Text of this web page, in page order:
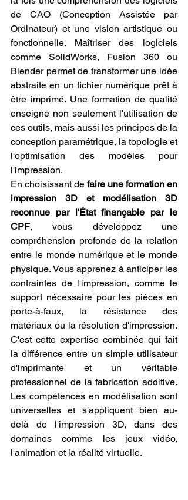
de CAO (Conception Assistée par
Ordinateur) et une vision artistique ou
fonctionnelle. Maîtriser des logiciels
comme SolidWorks, Fusion 360 ou
Blender permet de transformer une idée
abstraite en un fichier numérique prêt à
être imprimé. Une formation de qualité
enseigne non seulement l'utilisation de
ces outils, mais aussi les principes de la
conception paramétrique, la topologie et
l'optimisation des modèles pour
l'impression.
En choisissant de faire une formation en
impression 3D et modélisation 3D
reconnue par l'État finançable par le
CPF, vous développez une
compréhension profonde de la relation
entre le monde numérique et le monde
physique. Vous apprenez à anticiper les
contraintes de l'impression, comme le
support nécessaire pour les pièces en
porte-à-faux, la résistance des
matériaux ou la résolution d'impression.
C'est cette expertise combinée qui fait
la différence entre un simple utilisateur
d'imprimante et un véritable
professionnel de la fabrication additive.
Les compétences en modélisation sont
universelles et s'appliquent bien au-
delà de l'impression 3D, dans des
domaines comme les jeux vidéo,
l'animation et la réalité virtuelle.